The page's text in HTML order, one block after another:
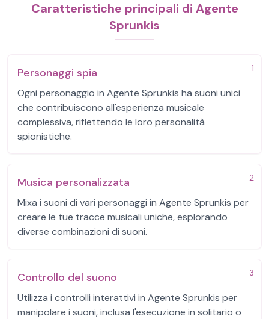
Caratteristiche principali di Agente
Sprunkis
1
Personaggi spia
Ogni personaggio in Agente Sprunkis ha suoni unici
che contribuiscono all'esperienza musicale
complessiva, riflettendo le loro personalità
spionistiche.
2
Musica personalizzata
Mixa i suoni di vari personaggi in Agente Sprunkis per
creare le tue tracce musicali uniche, esplorando
diverse combinazioni di suoni.
3
Controllo del suono
Utilizza i controlli interattivi in Agente Sprunkis per
manipolare i suoni, inclusa l'esecuzione in solitario o